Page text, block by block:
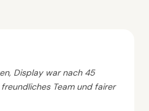
Display war nach 45
Team und fairer